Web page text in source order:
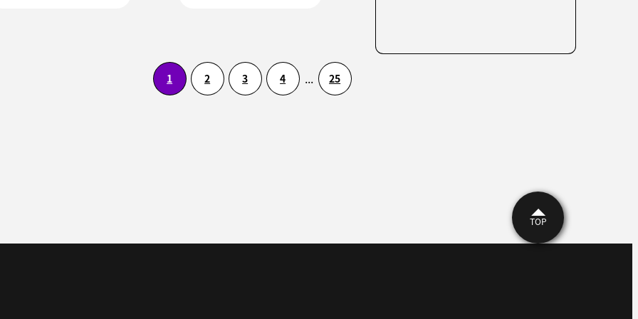
1 2 3 4 ... 25
TOP